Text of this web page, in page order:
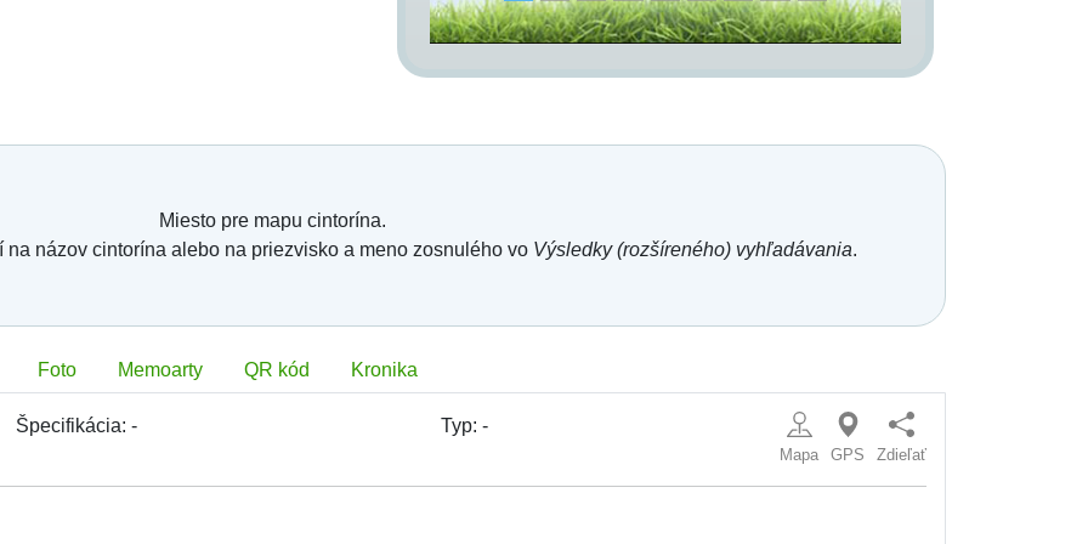
Miesto pre mapu cintorína.
názov cintorína alebo na priezvisko a meno zosnulého vo Výsledky (rozšíreného) vyhľadávania.
Foto Memoarty QR kód Kronika
Špecifikácia:- Typ: -
Mapa GPS Zdieľať